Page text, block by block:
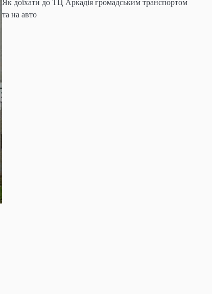
Як доїхати до ТЦ Аркадія громадським транспортом
та на авто